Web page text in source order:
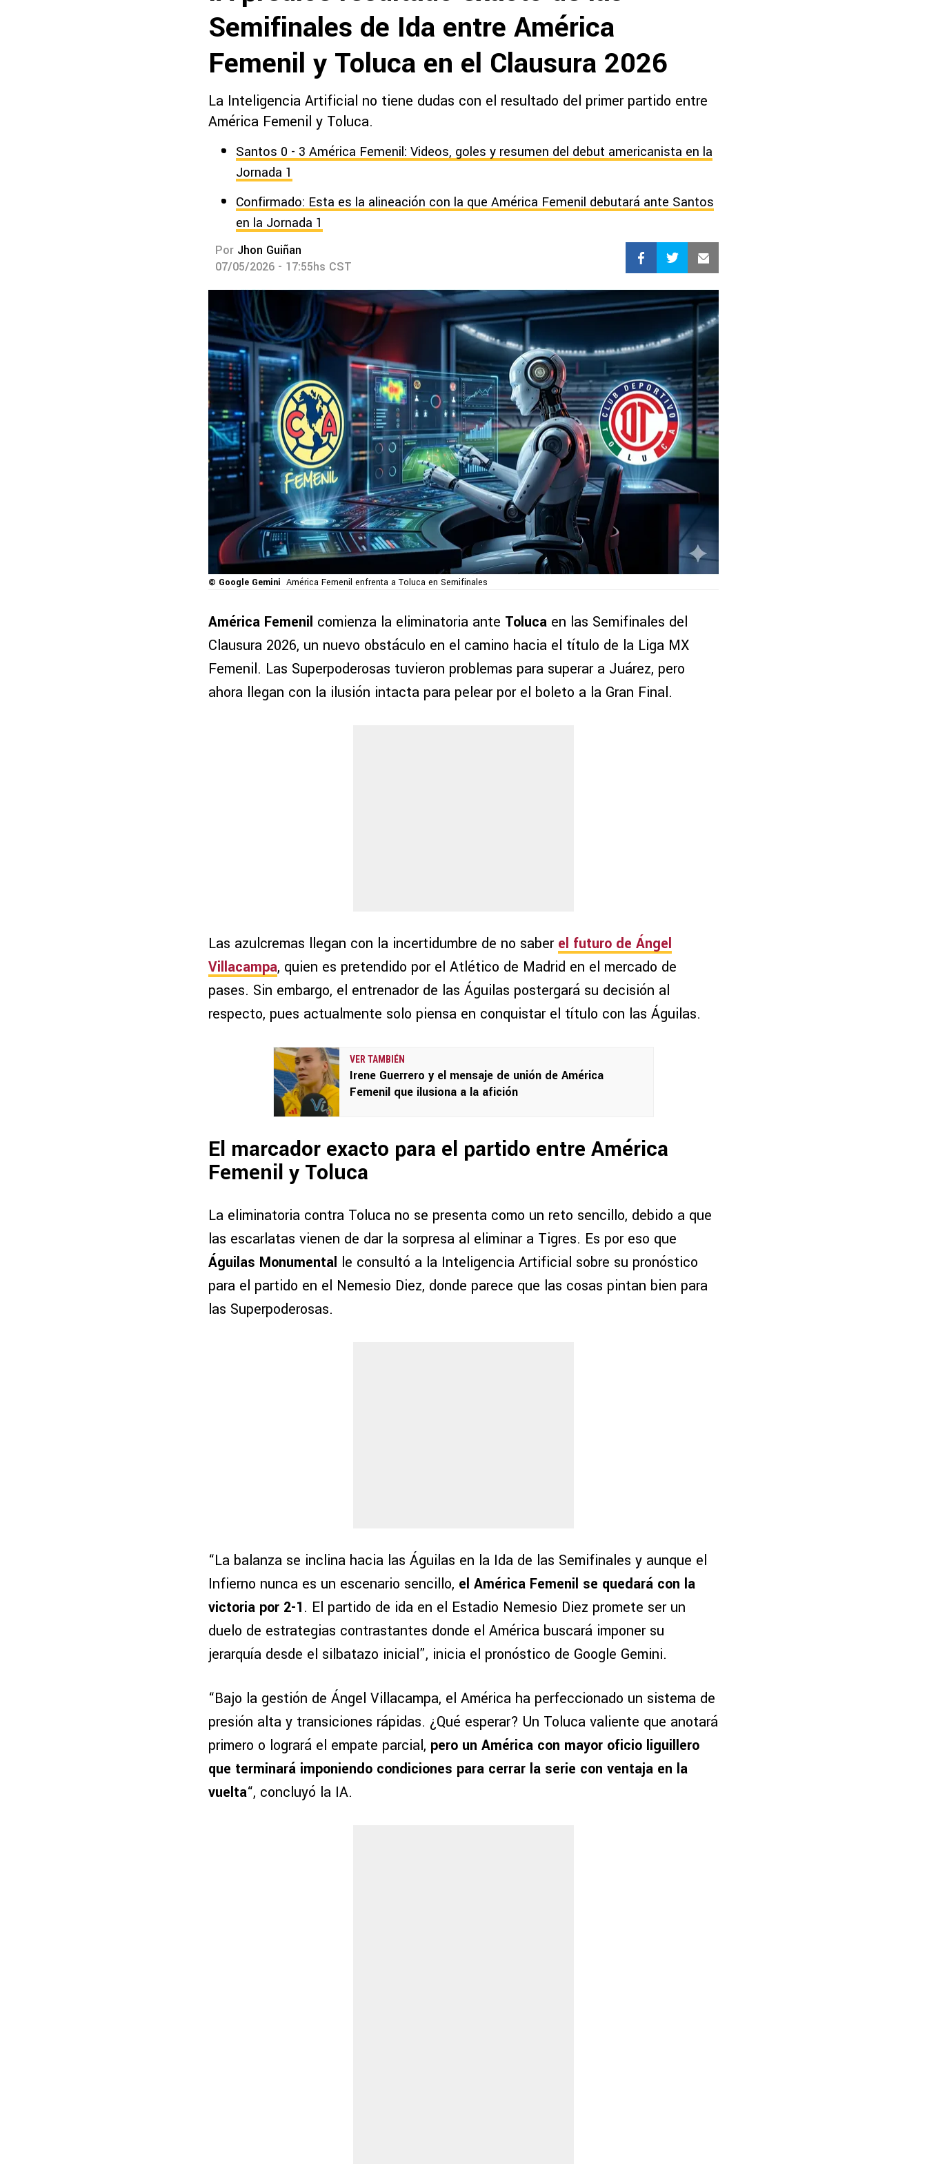
Semifinales de Ida entre América
Femenil y Toluca en el Clausura 2026
La Inteligencia Artificial no tiene dudas con el resultado del primer partido entre
América Femenil y Toluca.
Santos 0 - 3 América Femenil: Videos, goles y resumen del debut americanista en la
Jornada 1
Confirmado: Esta es la alineación con la que América Femenil debutará ante Santos
en la Jornada 1
Por Jhon Guiñan
07/05/2026 - 17:55hs CST
© Google Gemini América Femenil enfrenta a Toluca en Semifinales
América Femenil comienza la eliminatoria ante Toluca en las Semifinales del
Clausura 2026, un nuevo obstáculo en el camino hacia el título de la Liga MX
Femenil. Las Superpoderosas tuvieron problemas para superar a Juárez, pero
ahora llegan con la ilusión intacta para pelear por el boleto a la Gran Final.
Las azulcremas llegan con la incertidumbre de no saber el futuro de Ángel
Villacampa, quien es pretendido por el Atlético de Madrid en el mercado de
pases. Sin embargo, el entrenador de las Águilas postergará su decisión al
respecto, pues actualmente solo piensa en conquistar el título con las Águilas.
VER TAMBIÉN
Irene Guerrero y el mensaje de unión de América
Femenil que ilusiona a la afición
El marcador exacto para el partido entre América
Femenil y Toluca
La eliminatoria contra Toluca no se presenta como un reto sencillo, debido a que
las escarlatas vienen de dar la sorpresa al eliminar a Tigres. Es por eso que
Águilas Monumental le consultó a la Inteligencia Artificial sobre su pronóstico
para el partido en el Nemesio Diez, donde parece que las cosas pintan bien para
las Superpoderosas.
“La balanza se inclina hacia las Águilas en la Ida de las Semifinales y aunque el
Infierno nunca es un escenario sencillo, el América Femenil se quedará con la
victoria por 2-1. El partido de ida en el Estadio Nemesio Diez promete ser un
duelo de estrategias contrastantes donde el América buscará imponer su
jerarquía desde el silbatazo inicial”, inicia el pronóstico de Google Gemini.
“Bajo la gestión de Ángel Villacampa, el América ha perfeccionado un sistema de
presión alta y transiciones rápidas. ¿Qué esperar? Un Toluca valiente que anotará
primero o logrará el empate parcial, pero un América con mayor oficio liguillero
que terminará imponiendo condiciones para cerrar la serie con ventaja en la
vuelta“, concluyó la IA.